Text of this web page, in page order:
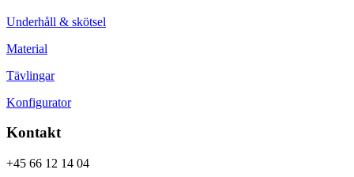
Underhåll & skötsel
Material
Tävlingar
Konfigurator
Kontakt
+45 66 12 14 04